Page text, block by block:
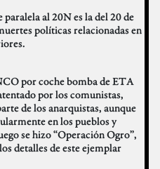
al 20N es la del 20 de
políticas relacionadas en
por coche bomba de ETA
por los comunistas,
de los anarquistas, aunque
en los pueblos y
se hizo “Operación Ogro”,
detalles de este ejemplar